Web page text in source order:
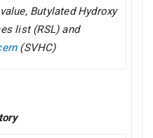
Butylated Hydroxy
list (RSL) and
(SVHC)